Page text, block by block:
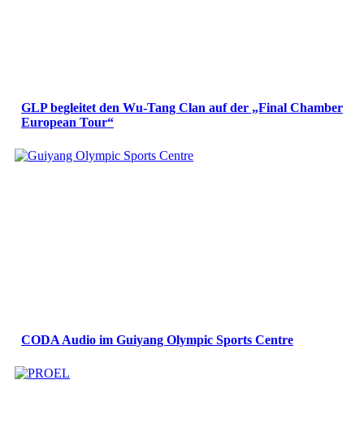
GLP begleitet den Wu-Tang Clan auf der „Final Chamber
European Tour“
CODA Audio im Guiyang Olympic Sports Centre